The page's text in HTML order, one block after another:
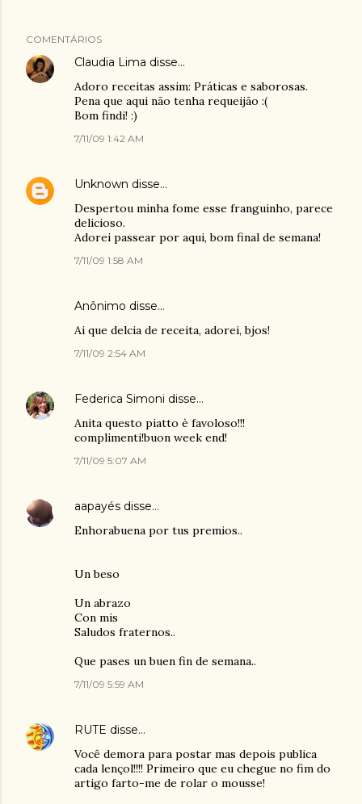
COMENTÁRIOS
Claudia Lima disse…
Adoro receitas assim: Práticas e saborosas.
Pena que aqui não tenha requeijão :(
Bom findi! :)
7/11/09 1:42 AM
Unknown disse…
Despertou minha fome esse franguinho, parece
delicioso.
Adorei passear por aqui, bom final de semana!
7/11/09 1:58 AM
Anônimo disse…
Ai que delcia de receita, adorei, bjos!
7/11/09 2:54 AM
Federica Simoni disse…
Anita questo piatto è favoloso!!!
complimenti!buon week end!
7/11/09 5:07 AM
aapayés disse…
Enhorabuena por tus premios..
Un beso
Un abrazo
Con mis
Saludos fraternos..
Que pases un buen fin de semana..
7/11/09 5:59 AM
RUTE disse…
Você demora para postar mas depois publica
cada lençol!!!! Primeiro que eu chegue no fim do
artigo farto-me de rolar o mousse!